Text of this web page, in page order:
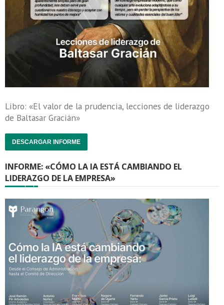
Libro: «El valor de la prudencia, lecciones de liderazgo
de Baltasar Gracián»
DESCARGAR INFORME
INFORME: «CÓMO LA IA ESTÁ CAMBIANDO EL
LIDERAZGO DE LA EMPRESA»